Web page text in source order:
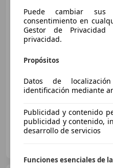
03/2025 13.018 km
STELLANTIS & YOU ALMERÍA
Puede cambiar
consentimiento en
Gestor de
privacidad.
Propósitos
Datos de
identificación mediante
Publicidad y contenido
publicidad y contenido,
desarrollo de servicios
Funciones esenciales de